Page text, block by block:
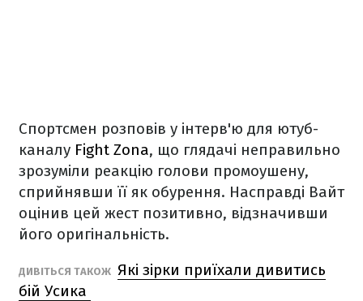
Спортсмен розповів у інтерв'ю для ютуб-
каналу Fight Zona, що глядачі неправильно
зрозуміли реакцію голови промоушену,
сприйнявши її як обурення. Насправді Вайт
оцінив цей жест позитивно, відзначивши
його оригінальність.
ДИВІТЬСЯ ТАКОЖ Які зірки приїхали дивитись
бій Усика